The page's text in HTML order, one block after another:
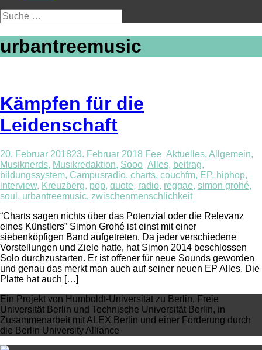
Suche
nach:
urbantreemusic
Kämpfen für die
Leidenschaft
20. Februar 201823. Februar 2018 Fee Aktuelles, Allgemein,
Musiknerds, Musikredaktion, Sooo Alles, beitrag,
bildungssystem, Campusradio, charts, couchfm, EP, hiphop,
interview, Kreuzberg, pop, quote, radio, reggae, simon grohé,
soul , urbantreemusic, zwischenmenschlichkeit
“Charts sagen nichts über das Potenzial oder die Relevanz
eines Künstlers” Simon Grohé ist einst mit einer
siebenköpfigen Band aufgetreten. Da jeder verschiedene
Vorstellungen und Ziele hatte, hat Simon 2014 beschlossen
Solo durchzustarten. Er ist offener für neue Sounds geworden
und genau das merkt man auch auf seiner neuen EP Alles. Die
Platte hat auch […]
Ein Projekt von Humboldt-Universität zu Berlin, Freie
Universität Berlin und Technische Universität Berlin, in
Zusammenarbeit mit ALEX Berlin und einer Förderung durch
die Berlin University Alliance